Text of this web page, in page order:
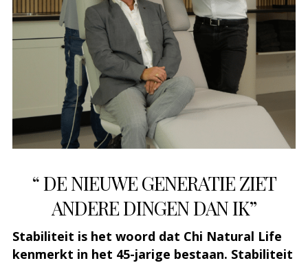
“ DE NIEUWE GENERATIE ZIET
ANDERE DINGEN DAN IK”
Stabiliteit is het woord dat Chi Natural Life
kenmerkt in het 45-jarige bestaan. Stabiliteit